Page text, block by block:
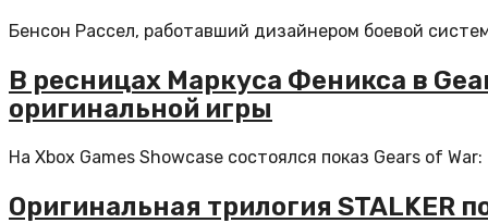
Бенсон Рассел, работавший дизайнером боевой
В ресницах Маркуса Феникса в
оригинальной игры
На Xbox Games Showcase состоялся показ Gears of
Оригинальная трилогия STALKER